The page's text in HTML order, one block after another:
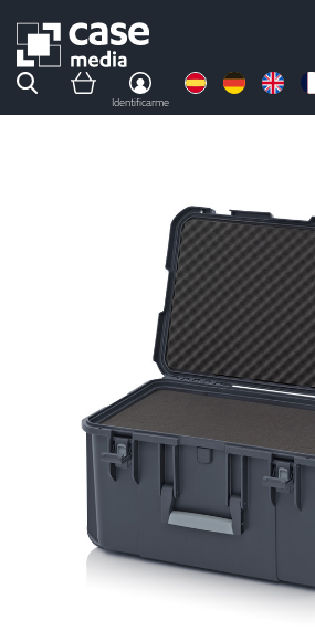
Identificarme